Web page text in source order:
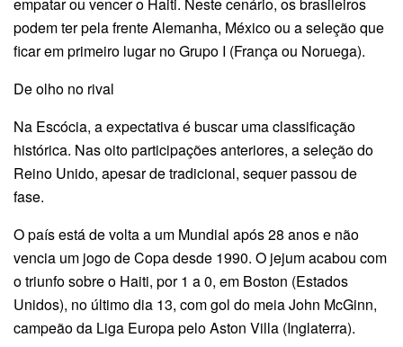
podem ter pela frente Alemanha, México ou a seleção que
ficar em primeiro lugar no Grupo I (França ou Noruega).
De olho no rival
Na Escócia, a expectativa é buscar uma classificação
histórica. Nas oito participações anteriores, a seleção do
Reino Unido, apesar de tradicional, sequer passou de
fase.
O país está de volta a um Mundial após 28 anos e não
vencia um jogo de Copa desde 1990. O jejum acabou com
o triunfo sobre o Haiti, por 1 a 0, em Boston (Estados
Unidos), no último dia 13, com gol do meia John McGinn,
campeão da Liga Europa pelo Aston Villa (Inglaterra).